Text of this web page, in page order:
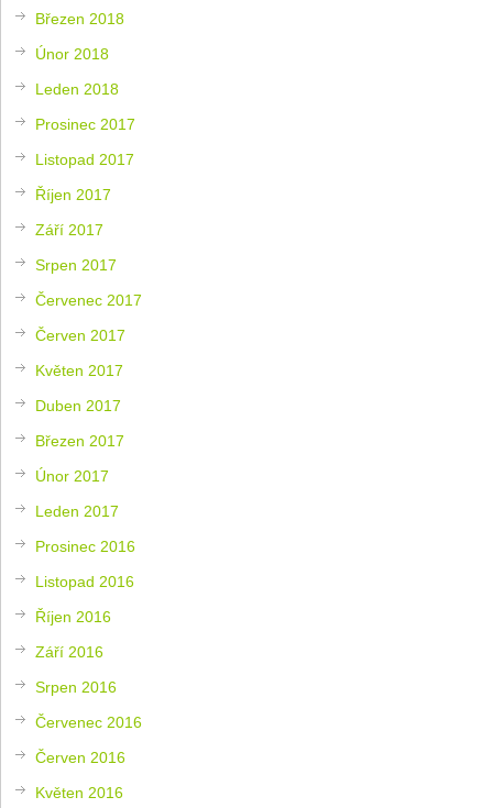
Březen 2018
Únor 2018
Leden 2018
Prosinec 2017
Listopad 2017
Říjen 2017
Září 2017
Srpen 2017
Červenec 2017
Červen 2017
Květen 2017
Duben 2017
Březen 2017
Únor 2017
Leden 2017
Prosinec 2016
Listopad 2016
Říjen 2016
Září 2016
Srpen 2016
Červenec 2016
Červen 2016
Květen 2016